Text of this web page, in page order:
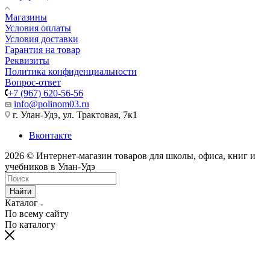
Магазины
Условия оплаты
Условия доставки
Гарантия на товар
Реквизиты
Политика конфиденциальности
Вопрос-ответ
+7 (967) 620-56-56
info@polinom03.ru
г. Улан-Удэ, ул. Трактовая, 7к1
Вконтакте
2026 © Интернет-магазин товаров для школы, офиса, книг и
учебников в Улан-Удэ
Найти
Каталог
По всему сайту
По каталогу